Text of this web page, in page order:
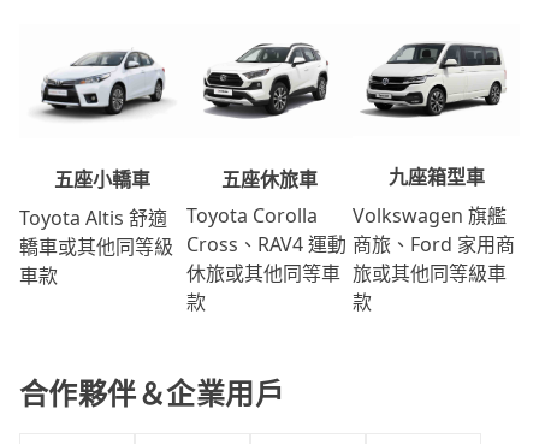
五座小轎車
Toyota Altis 舒適
轎車或其他同等級
車款
五座休旅車
Toyota Corolla
Cross、RAV4 運動
休旅或其他同等車
款
九座箱型車
Volkswagen 旗艦
商旅、Ford 家用商
旅或其他同等級車
款
合作夥伴＆企業用戶